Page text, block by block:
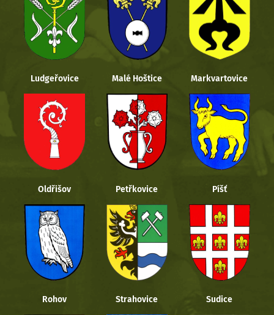
Ludgeřovice Malé Hoštice Markvartovice
Oldřišov Petřkovice Píšť
Rohov Strahovice Sudice